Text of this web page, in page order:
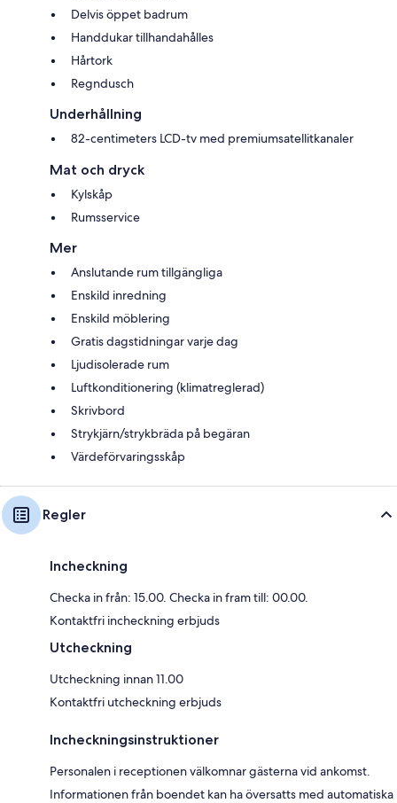
Delvis öppet badrum
Handdukar tillhandahålles
Hårtork
Regndusch
Underhållning
82-centimeters LCD-tv med premiumsatellitkanaler
Mat och dryck
Kylskåp
Rumsservice
Mer
Anslutande rum tillgängliga
Enskild inredning
Enskild möblering
Gratis dagstidningar varje dag
Ljudisolerade rum
Luftkonditionering (klimatreglerad)
Skrivbord
Strykjärn/strykbräda på begäran
Värdeförvaringsskåp
Regler
Incheckning
Checka in från: 15.00. Checka in fram till: 00.00.
Kontaktfri incheckning erbjuds
Utcheckning
Utcheckning innan 11.00
Kontaktfri utcheckning erbjuds
Incheckningsinstruktioner
Personalen i receptionen välkomnar gästerna vid ankomst.
Informationen från boendet kan ha översatts med automatiska